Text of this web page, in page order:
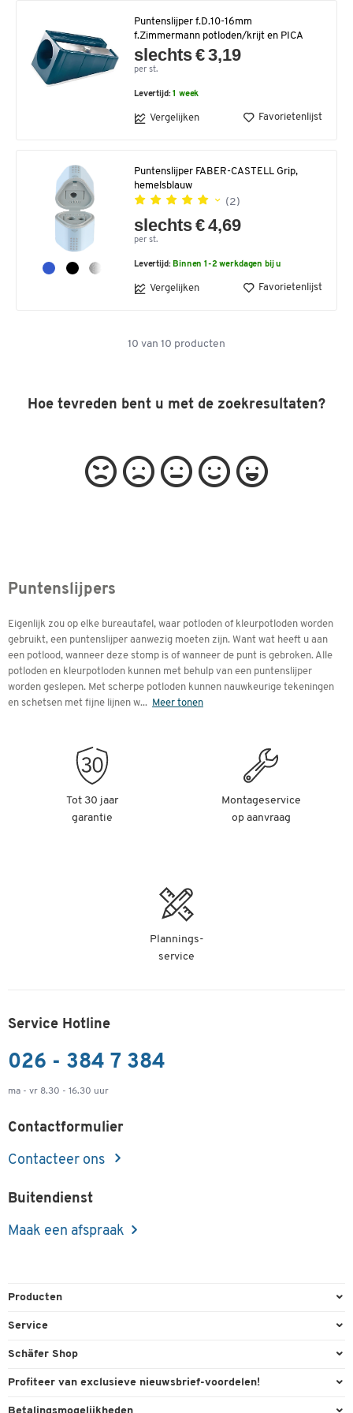
Puntenslijper f.D.10-16mm
f.Zimmermann potloden/krijt en PICA
slechts € 3,19
per st.
Levertijd:1 week
Vergelijken Favorietenlijst
Puntenslijper FABER-CASTELL Grip,
hemelsblauw
(2)
slechts € 4,69
per st.
Levertijd: Binnen 1-2 werkdagen bij u
Vergelijken Favorietenlijst
10 van 10 producten
Hoe tevreden bent u met de zoekresultaten?
Puntenslijpers
Eigenlijk zou op elke bureautafel, waar potloden of kleurpotloden worden
gebruikt, een puntenslijper aanwezig moeten zijn. Want wat heeft u aan
een potlood, wanneer deze stomp is of wanneer de punt is gebroken. Alle
potloden en kleurpotloden kunnen met behulp van een puntenslijper
worden geslepen. Met scherpe potloden kunnen nauwkeurige tekeningen
en schetsen met fijne lijnen w... Meer tonen
Tot 30 jaar
garantie
Montageservice
op aanvraag
Plannings-
service
Service Hotline
026 - 384 7 384
ma - vr 8.30 - 16.30 uur
Contactformulier
Contacteer ons
Buitendienst
Maak een afspraak
Producten
Kantoorbenodigdheden
Service
Bestelling herroepen
Schäfer Shop
Algemene voorwaarden
Profiteer van exclusieve nieuwsbrief-voordelen!
Welkomstgeschenk